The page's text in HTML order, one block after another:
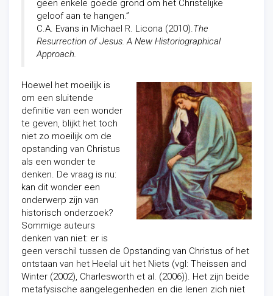
geen enkele goede grond om het Christelijke
geloof aan te hangen.”
C.A. Evans in Michael R. Licona (2010).The
Resurrection of Jesus. A New Historiographical
Approach.
Hoewel het moeilijk is
om een sluitende
definitie van een wonder
te geven, blijkt het toch
niet zo moeilijk om de
opstanding van Christus
als een wonder te
denken. De vraag is nu:
kan dit wonder een
onderwerp zijn van
historisch onderzoek?
Sommige auteurs
denken van niet: er is
geen verschil tussen de Opstanding van Christus of het
ontstaan van het Heelal uit het Niets (vgl: Theissen and
Winter (2002), Charlesworth et al. (2006)). Het zijn beide
metafysische aangelegenheden en die lenen zich niet